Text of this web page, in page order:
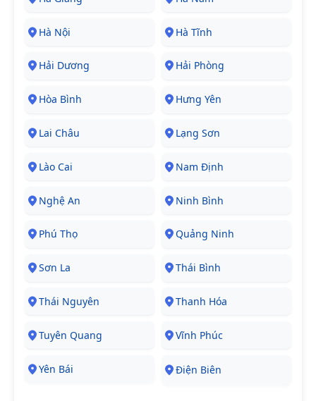
Hà Nội Hà Tĩnh
Hải Dương Hải Phòng
Hòa Bình Hưng Yên
Lai Châu Lạng Sơn
Lào Cai Nam Định
Nghệ An Ninh Bình
Phú Thọ Quảng Ninh
Sơn La Thái Bình
Thái Nguyên Thanh Hóa
Tuyên Quang Vĩnh Phúc
Yên Bái Điện Biên